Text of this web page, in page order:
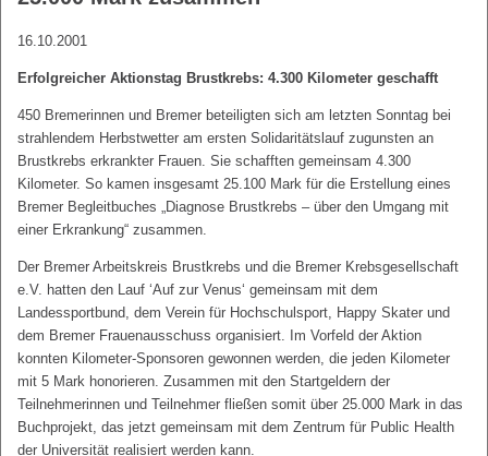
16.10.2001
Erfolgreicher Aktionstag Brustkrebs: 4.300 Kilometer geschafft
450 Bremerinnen und Bremer beteiligten sich am letzten Sonntag bei
strahlendem Herbstwetter am ersten Solidaritätslauf zugunsten an
Brustkrebs erkrankter Frauen. Sie schafften gemeinsam 4.300
Kilometer. So kamen insgesamt 25.100 Mark für die Erstellung eines
Bremer Begleitbuches „Diagnose Brustkrebs – über den Umgang mit
einer Erkrankung“ zusammen.
Der Bremer Arbeitskreis Brustkrebs und die Bremer Krebsgesellschaft
e.V. hatten den Lauf ‘Auf zur Venus‘ gemeinsam mit dem
Landessportbund, dem Verein für Hochschulsport, Happy Skater und
dem Bremer Frauenausschuss organisiert. Im Vorfeld der Aktion
konnten Kilometer-Sponsoren gewonnen werden, die jeden Kilometer
mit 5 Mark honorieren. Zusammen mit den Startgeldern der
Teilnehmerinnen und Teilnehmer fließen somit über 25.000 Mark in das
Buchprojekt, das jetzt gemeinsam mit dem Zentrum für Public Health
der Universität realisiert werden kann.